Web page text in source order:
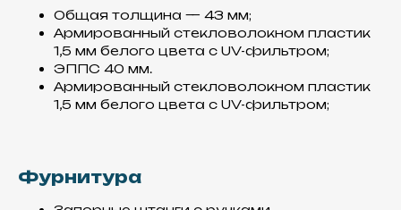
Общая толщина — 43 мм;
Армированный стекловолокном пластик
1,5 мм белого цвета с UV-фильтром;
ЭППС 40 мм.
Армированный стекловолокном пластик
1,5 мм белого цвета с UV-фильтром;
Фурнитура
Основа нашего
производства – сэндвич-
панели, которые создаются
посредством вакуумной
склейки, что делает их
монолитными